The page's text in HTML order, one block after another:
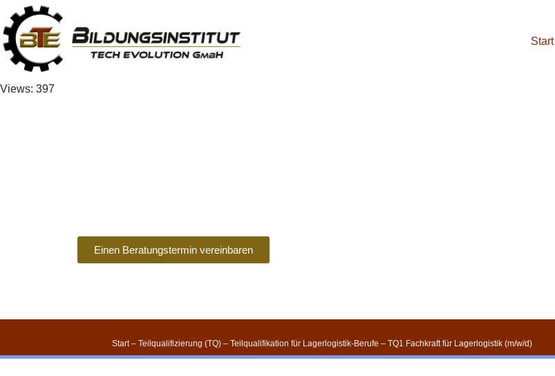
Start
Views: 397
Einen Beratungstermin vereinbaren
Start– Teilqualifizierung (TQ) – Teilqualifikation für Lagerlogistik-Berufe – TQ1 Fachkraft für Lagerlogistik (m/w/d)